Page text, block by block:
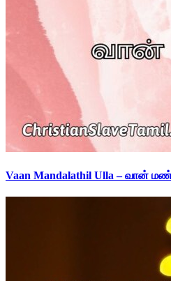
Vaan Mandalathil Ulla – வான்